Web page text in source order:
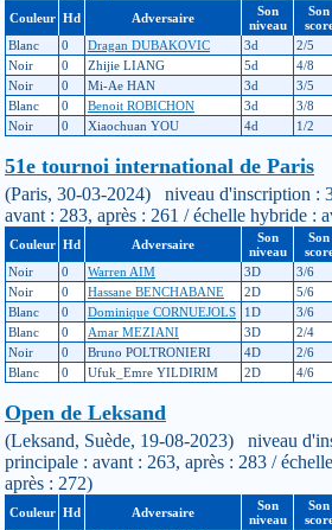
Couleur Hd Adversaire
Son
niveau
Son
Blanc
0 Dragan DUBAKOVIC 3d 2/5
Noir
0 Zhijie LIANG 5d 4/8
Noir
0 Mi-Ae HAN 3d 3/5
Blanc
0 Benoit ROBICHON 3d 3/8
Noir
0 Xiaochuan YOU 4d 1/2
51e tournoi international de Paris
(Paris, 30-03-2024) niveau d'inscription :
avant : 283, après : 261 / échelle hybride :
Couleur Hd Adversaire
Son
niveau
Son
Noir
0 Warren AIM 3D 3/6
Noir
0 Hassane BENCHABANE 2D 5/6
Blanc
0 Dominique CORNUEJOLS 1D 3/6
Blanc
0 Amar MEZIANI 3D 2/4
Noir
0 Bruno POLTRONIERI 4D 2/6
Blanc
0 Ufuk_Emre YILDIRIM 2D 4/6
Open de Leksand
(Leksand, Suède, 19-08-2023) niveau
principale : avant : 263, après : 283 /
après : 272)
Couleur Hd Adversaire
Son
niveau
Son